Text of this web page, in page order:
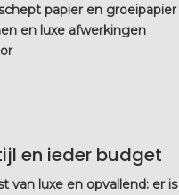
papier en groeipapier
en luxe afwerkingen
en ieder budget
van luxe en opvallend: er is